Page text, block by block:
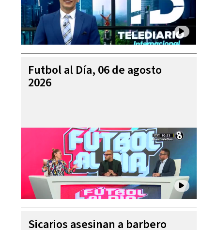
Futbol al Día, 06 de agosto
2026
Sicarios asesinan a barbero